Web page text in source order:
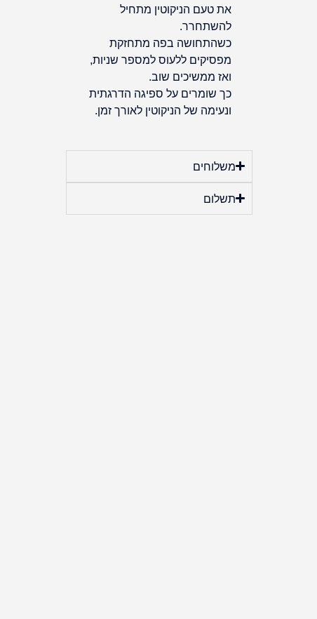
את טעם הניקוטין מתחיל
להשתחרר.
כשהתחושה בפה מתחזקת
מפסיקים ללעוס למספר שניות,
ואז ממשיכים שוב.
כך שומרים על ספיגה הדרגתית
ונעימה של הניקוטין לאורך זמן.
משלוחים
תשלום